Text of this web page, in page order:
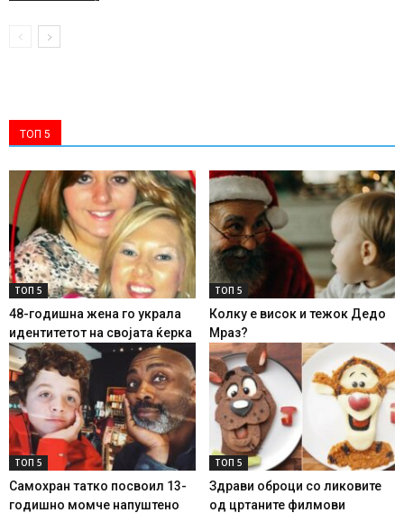
ТОП 5
ТОП 5
48-годишна жена го украла
идентитетот на својата ќерка
ТОП 5
Колку е висок и тежок Дедо
Мраз?
ТОП 5
Самохран татко посвоил 13-
годишно момче напуштено
ТОП 5
Здрави оброци со ликовите
од цртаните филмови